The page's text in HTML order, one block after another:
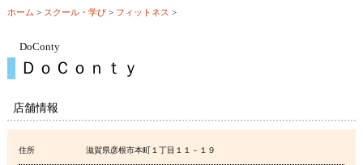
ホーム > スクール・学び> フィットネス >
DoConty
ＤｏＣｏｎｔｙ
店舗情報
住所 滋賀県彦根市本町１丁目１１－１９